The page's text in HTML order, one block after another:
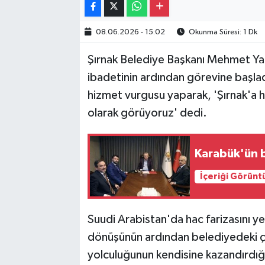
08.06.2026 - 15:02 Okunma Süresi: 1 Dk
Şırnak Belediye Başkanı Mehmet
ibadetinin ardından görevine
hizmet vurgusu yaparak,
olarak görüyoruz' dedi.
Karabük'ün
İçeriği
Suudi Arabistan'da hac farizasını
dönüşünün ardından belediyedeki
yolculuğunun kendisine